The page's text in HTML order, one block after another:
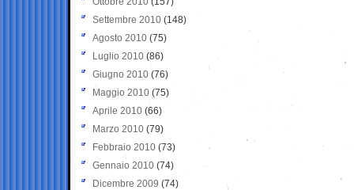
Settembre 2010 (148)
Agosto 2010 (75)
Luglio 2010 (86)
Giugno 2010 (76)
Maggio 2010 (75)
Aprile 2010 (66)
Marzo 2010 (79)
Febbraio 2010 (73)
Gennaio 2010 (74)
Dicembre 2009 (74)